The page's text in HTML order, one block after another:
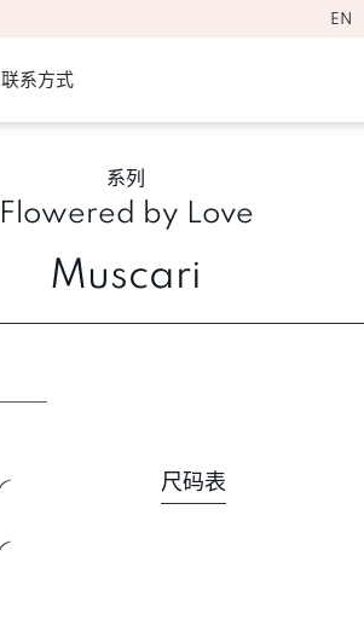
EN
联系方式
系列
Flowered by Love
Muscari
尺码表